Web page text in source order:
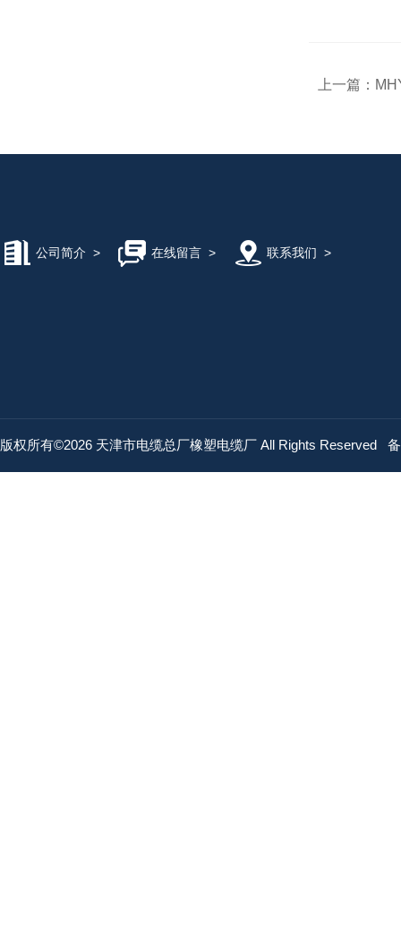
上一篇：
公司简介 > 在线留言> 联系我们 >
版权所有©2026 天津市电缆总厂橡塑电缆厂 All Rights Reserved